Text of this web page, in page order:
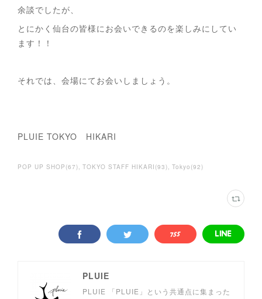
余談でしたが、
とにかく仙台の皆様にお会いできるのを楽しみにしてい
ます！！
それでは、会場にてお会いしましょう。
PLUIE TOKYO HIKARI
POP UP SHOP (67) TOKYO STAFF HIKARI (93) Tokyo (92)
PLUIE
PLUIE 「PLUIE」という共通点に集まった